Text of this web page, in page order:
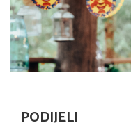
PODIJELI